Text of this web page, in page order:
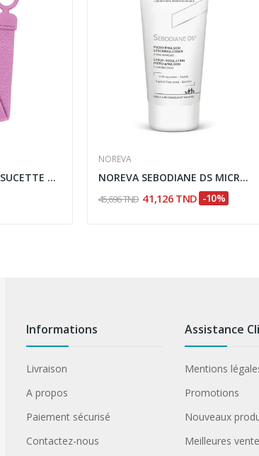
BIBS PACIFIER CLIP SUCETTE ATTACHE TETINE FILLE
NOREVA
NOREVA SEBODIANE DS MICRO EMULSION...
45,696 TND 41,126 TND -10%
Informations
Livraison
A propos
Paiement sécurisé
Contactez-nous
Assistance
Mentions
Promotions
Nouveaux
Meilleures